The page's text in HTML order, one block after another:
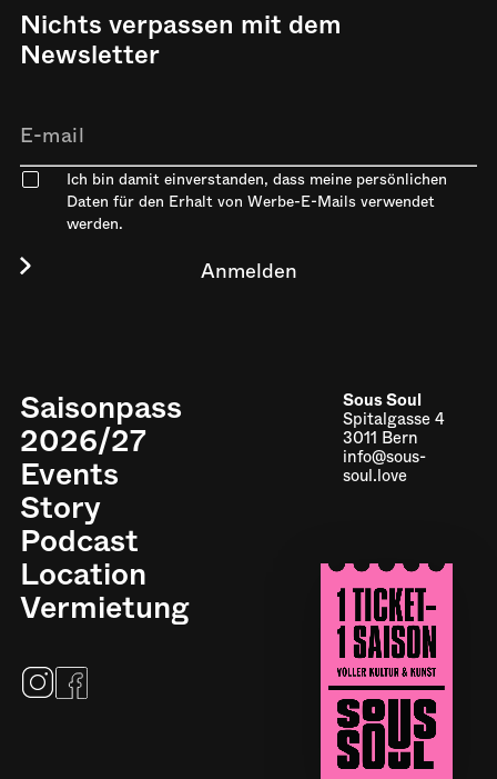
Nichts verpassen mit dem
Newsletter
Ich bin damit einverstanden, dass meine persönlichen
Daten für den Erhalt von Werbe-E-Mails verwendet
werden.
Saisonpass
2026/27
Events
Story
Podcast
Location
Vermietung
Sous Soul
Spitalgasse 4
3011 Bern
info@sous-
soul.love
Impressum
Datenschutz